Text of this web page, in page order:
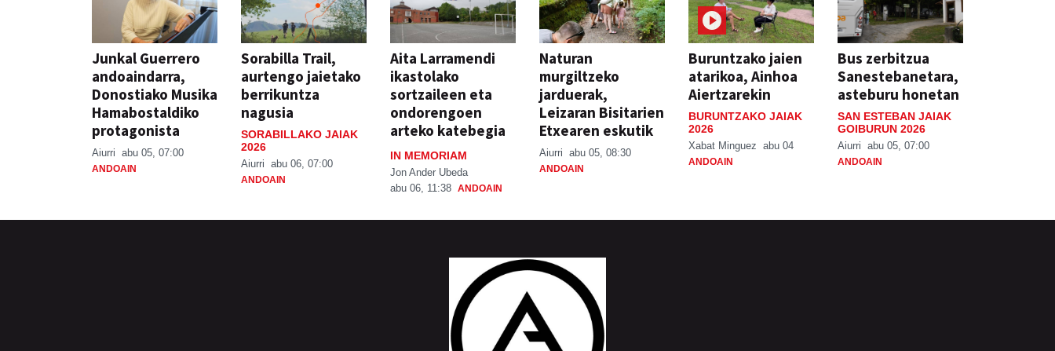
Junkal Guerrero
andoaindarra,
Donostiako Musika
Hamabostaldiko
protagonista
Aiurri abu 05, 07:00
ANDOAIN
Sorabilla Trail,
aurtengo jaietako
berrikuntza
nagusia
SORABILLAKO JAIAK
2026
Aiurri abu 06, 07:00
ANDOAIN
Aita Larramendi
ikastolako
sortzaileen eta
ondorengoen
arteko katebegia
IN MEMORIAM
Jon Ander Ubeda
abu 06, 11:38 ANDOAIN
Naturan
murgiltzeko
jarduerak,
Leizaran Bisitarien
Etxearen eskutik
Aiurri abu 05, 08:30
ANDOAIN
Buruntzako jaien
atarikoa, Ainhoa
Aiertzarekin
BURUNTZAKO JAIAK
2026
Xabat Minguez abu 04
ANDOAIN
Bus zerbitzua
Sanestebanetara,
asteburu honetan
SAN ESTEBAN JAIAK
GOIBURUN 2026
Aiurri abu 05, 07:00
ANDOAIN